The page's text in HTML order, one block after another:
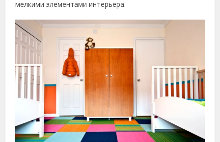
мелкими элементами интерьера.